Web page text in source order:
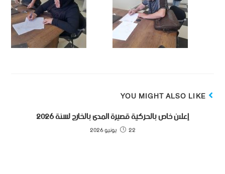
YOU MIGHT ALSO LIKE
إعلان خاص بالحركية قصيرة المدى بالخارج لسنة 2026
22 يونيو 2026